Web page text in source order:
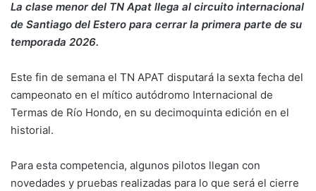
La clase menor del TN Apat llega al circuito internacional
de Santiago del Estero para cerrar la primera parte de su
temporada 2026.
Este fin de semana el TN APAT disputará la sexta fecha del
campeonato en el mítico autódromo Internacional de
Termas de Río Hondo, en su decimoquinta edición en el
historial.
Para esta competencia, algunos pilotos llegan con
novedades y pruebas realizadas para lo que será el cierre